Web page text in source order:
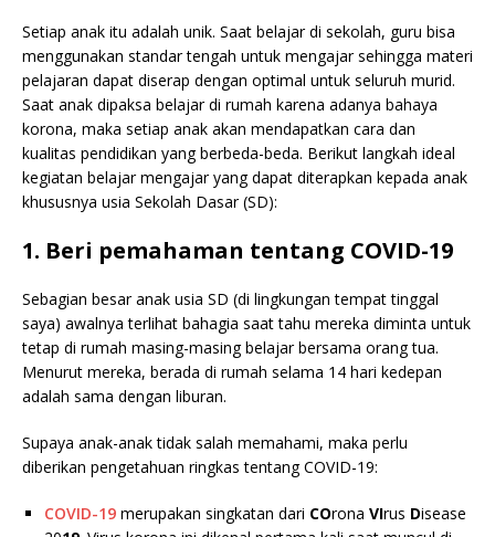
Setiap anak itu adalah unik. Saat belajar di sekolah, guru bisa
menggunakan standar tengah untuk mengajar sehingga materi
pelajaran dapat diserap dengan optimal untuk seluruh murid.
Saat anak dipaksa belajar di rumah karena adanya bahaya
korona, maka setiap anak akan mendapatkan cara dan
kualitas pendidikan yang berbeda-beda. Berikut langkah ideal
kegiatan belajar mengajar yang dapat diterapkan kepada anak
khususnya usia Sekolah Dasar (SD):
1. Beri pemahaman tentang COVID-19
Sebagian besar anak usia SD (di lingkungan tempat tinggal
saya) awalnya terlihat bahagia saat tahu mereka diminta untuk
tetap di rumah masing-masing belajar bersama orang tua.
Menurut mereka, berada di rumah selama 14 hari kedepan
adalah sama dengan liburan.
Supaya anak-anak tidak salah memahami, maka perlu
diberikan pengetahuan ringkas tentang COVID-19:
COVID-19 merupakan singkatan dari COrona VIrus Disease